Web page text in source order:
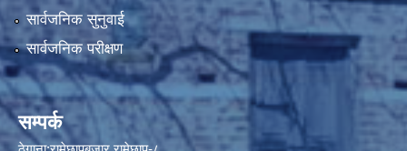
सार्वजनिक सुनुवाई
सार्वजनिक परीक्षण
सम्पर्क